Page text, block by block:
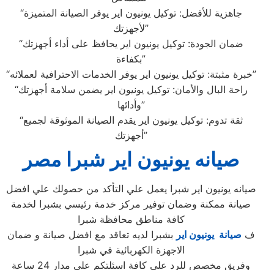
“جاهزية للأفضل: توكيل يونيون اير يوفر الصيانة المتميزة
لأجهزتك”
“ضمان الجودة: توكيل يونيون اير يحافظ على أداء أجهزتك
بكفاءة”
“خبرة مثبتة: توكيل يونيون اير يوفر الخدمات الاحترافية لعملائه”
“راحة البال والأمان: توكيل يونيون اير يضمن سلامة أجهزتك
وأدائها”
“ثقة تدوم: توكيل يونيون اير يقدم الصيانة الموثوقة لجميع
أجهزتك”
صيانه يونيون اير شبرا مصر
صيانه يونيون اير شبرا يعمل علي التأكد من حصولك علي افضل
صيانة ممكنة وضمان توفير مركز خدمة رئيسي بشبرا لخدمة
كافة مناطق محافظة شبرا
ف صيانة يونيون اير بشبرا لديه تعاقد مع افضل صيانة و ضمان
الاجهزة الكهربائية في شبرا
وفريق مخصص للرد علي كافة اسئلتكم علي مدار 24 ساعة